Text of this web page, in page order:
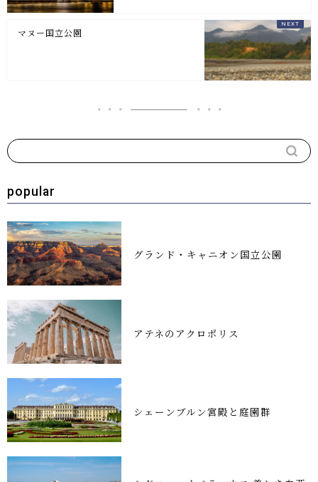
マヌー国立公園
popular
グランド・キャニオン国立公園
アテネのアクロポリス
シェーンブルン宮殿と庭園群